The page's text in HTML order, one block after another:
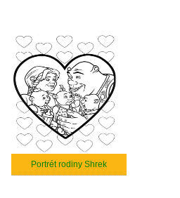
Portrét rodiny Shrek